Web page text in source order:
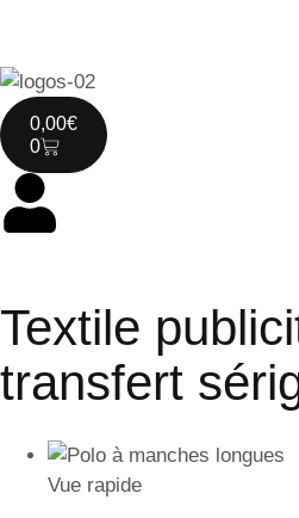
0,00€
0
Textile
transfert
Vue rapide